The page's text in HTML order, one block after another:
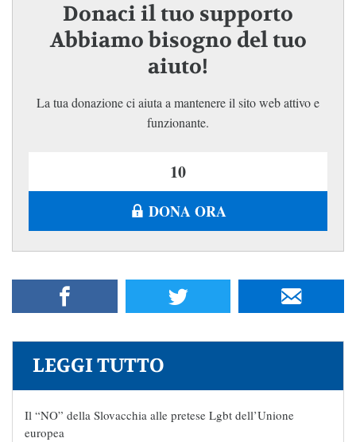
Donaci il tuo supporto
Abbiamo bisogno del tuo
aiuto!
La tua donazione ci aiuta a mantenere il sito web attivo e
funzionante.
DONA ORA
LEGGI TUTTO
Il “NO” della Slovacchia alle pretese Lgbt dell’Unione
europea